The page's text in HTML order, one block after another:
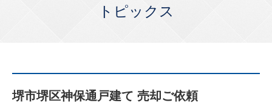
トピックス
堺市堺区神保通戸建て 売却ご依頼